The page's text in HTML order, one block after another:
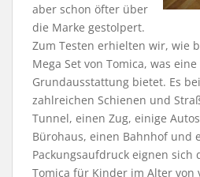
aber schon öfter über
die Marke gestolpert.
Zum Testen erhielten wir, wie
Mega Set von Tomica, was
Grundausstattung bietet. Es
zahlreichen Schienen und
Tunnel, einen Zug, einige
Bürohaus, einen Bahnhof und
Packungsaufdruck eignen sich
Tomica für Kinder im Alter von